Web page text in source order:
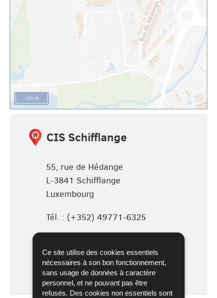
Ce site utilise des cookies essentiels
nécessaires à son bon fonctionnement,
sans usage de données à caractère
personnel, et ne pouvant pas être
refusés. Des cookies non essentiels sont
100 m
CIS Schifflange
55, rue de Hédange
L-3841 Schifflange
Luxembourg
Tél. : (+352) 49771-6325
(+352)
49771-
6325
CIS
Schifflange
Itinéraire
de CIS
Schifflange
LOCALISEZ SUR LA CARTE